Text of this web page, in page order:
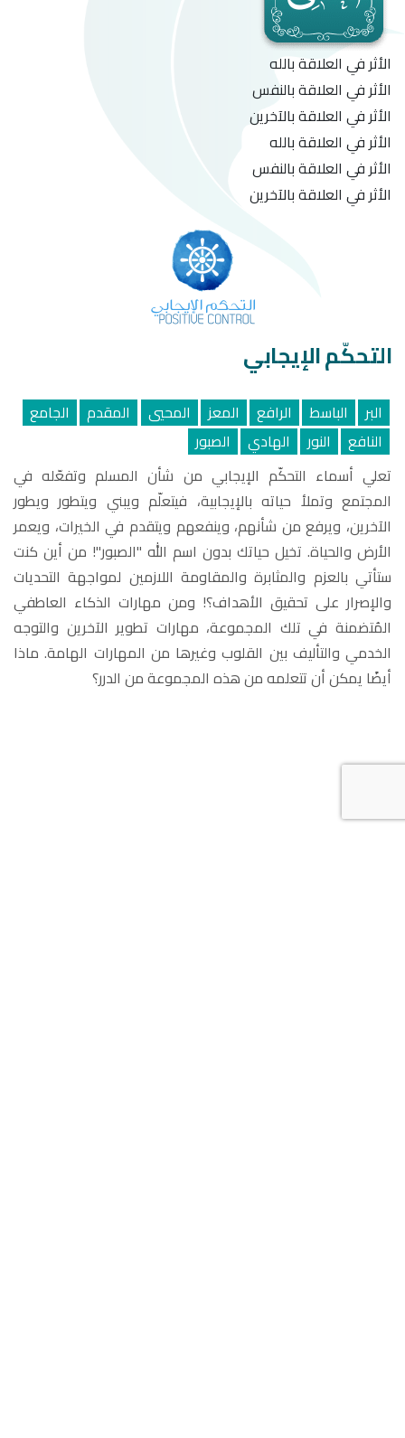
الأثر في العلاقة بالله
الأثر في العلاقة بالنفس
الأثر في العلاقة بالآخرين
الأثر في العلاقة بالله
الأثر في العلاقة بالنفس
الأثر في العلاقة بالآخرين
التحكّم الإيجابي
البر الباسط الرافع المعز المحيي المقدم
الجامع
النافع
النور الهادي
الصبور
تعلي أسماء التحكّم الإيجابي من شأن المسلم وتفعّله في
المجتمع وتملأ حياته بالإيجابية، فيتعلّم ويبني ويتطور ويطور
الآخرين، ويرفع من شأنهم، وينفعهم ويتقدم في الخيرات، ويعمر
الأرض والحياة. تخيل حياتك بدون اسم الله "الصبور"! من أين كنت
ستأتي بالعزم والمثابرة والمقاومة اللازمين لمواجهة التحديات
والإصرار على تحقيق الأهداف؟! ومن مهارات الذكاء العاطفي
المُتضمنة في تلك المجموعة، مهارات تطوير الآخرين والتوجه
الخدمي والتأليف بين القلوب وغيرها من المهارات الهامة. ماذا
أيضًا يمكن أن تتعلمه من هذه المجموعة من الدرر؟